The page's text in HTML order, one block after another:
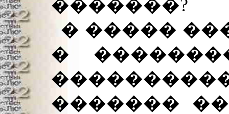
�������?
� �����
�
�������